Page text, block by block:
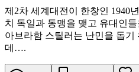
제2차 세계대전이 한창인 1940
치 독일과 동맹을 맺고 유대인
아브라함 스틸러는 난민을 돕
데….